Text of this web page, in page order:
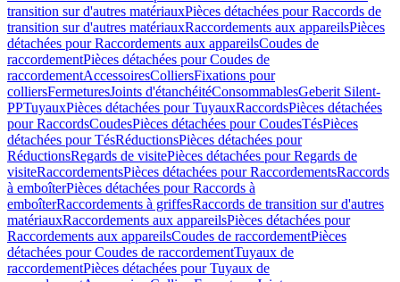
transition sur d'autres matériauxPièces détachées pour Raccords de
transition sur d'autres matériauxRaccordements aux appareilsPièces
détachées pour Raccordements aux appareilsCoudes de
raccordementPièces détachées pour Coudes de
raccordementAccessoiresColliersFixations pour
colliersFermeturesJoints d'étanchéitéConsommablesGeberit Silent-
PPTuyauxPièces détachées pour TuyauxRaccordsPièces détachées
pour RaccordsCoudesPièces détachées pour CoudesTésPièces
détachées pour TésRéductionsPièces détachées pour
RéductionsRegards de visitePièces détachées pour Regards de
visiteRaccordementsPièces détachées pour RaccordementsRaccords
à emboîterPièces détachées pour Raccords à
emboîterRaccordements à griffesRaccords de transition sur d'autres
matériauxRaccordements aux appareilsPièces détachées pour
Raccordements aux appareilsCoudes de raccordementPièces
détachées pour Coudes de raccordementTuyaux de
raccordementPièces détachées pour Tuyaux de